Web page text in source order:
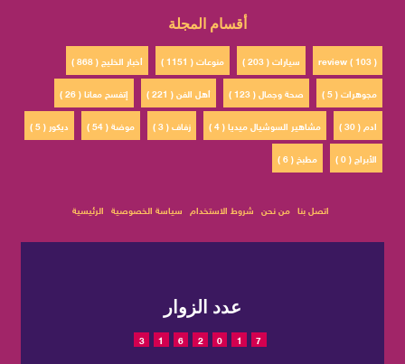
أقسام المجلة
أخبار الخليج ( 868 ) منوعات ( 1151 ) سيارات ( 203 )
review ( 103 )
إتفسح معانا ( 26 )
أهل الفن ( 221 ) صحة وجمال ( 123 )
مجوهرات ( 5 )
ديكور ( 5 )
موضة ( 54 ) زفاف ( 3 ) مشاهير السوشيال ميديا ( 4 )
ادم ( 30 )
مطبخ ( 6 )
الأبراج ( 0 )
الرئيسية سياسة الخصوصية شروط الاستخدام من نحن اتصل بنا
عدد الزوار
3 1 6 2 0 1 7